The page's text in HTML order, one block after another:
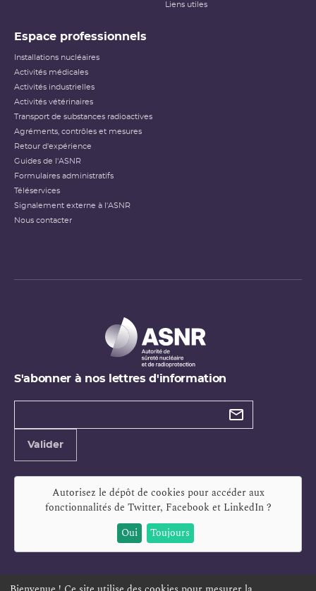
Liens utiles
Espace professionnels
Installations nucléaires
Activités médicales
Activités industrielles
Activités vétérinaires
Transport de substances radioactives
Agréments, contrôles et mesures
Retour d'expérience
Guides de l'ASNR
Formulaires administratifs
Téléservices
Signalement externe à l'ASNR
Nous contacter
S'abonner à nos lettres d'information
Types de
Valider
Autorisez le dépôt de cookies pour accéder aux
fonctionnalités de Twitter, Facebook et LinkedIn?
Oui
Toujours